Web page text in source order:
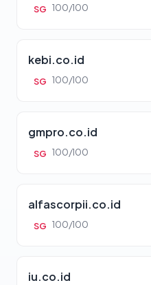
SG 100/100
kebi.co.id
SG 100/100
gmpro.co.id
SG 100/100
alfascorpii.co.id
SG 100/100
iu.co.id